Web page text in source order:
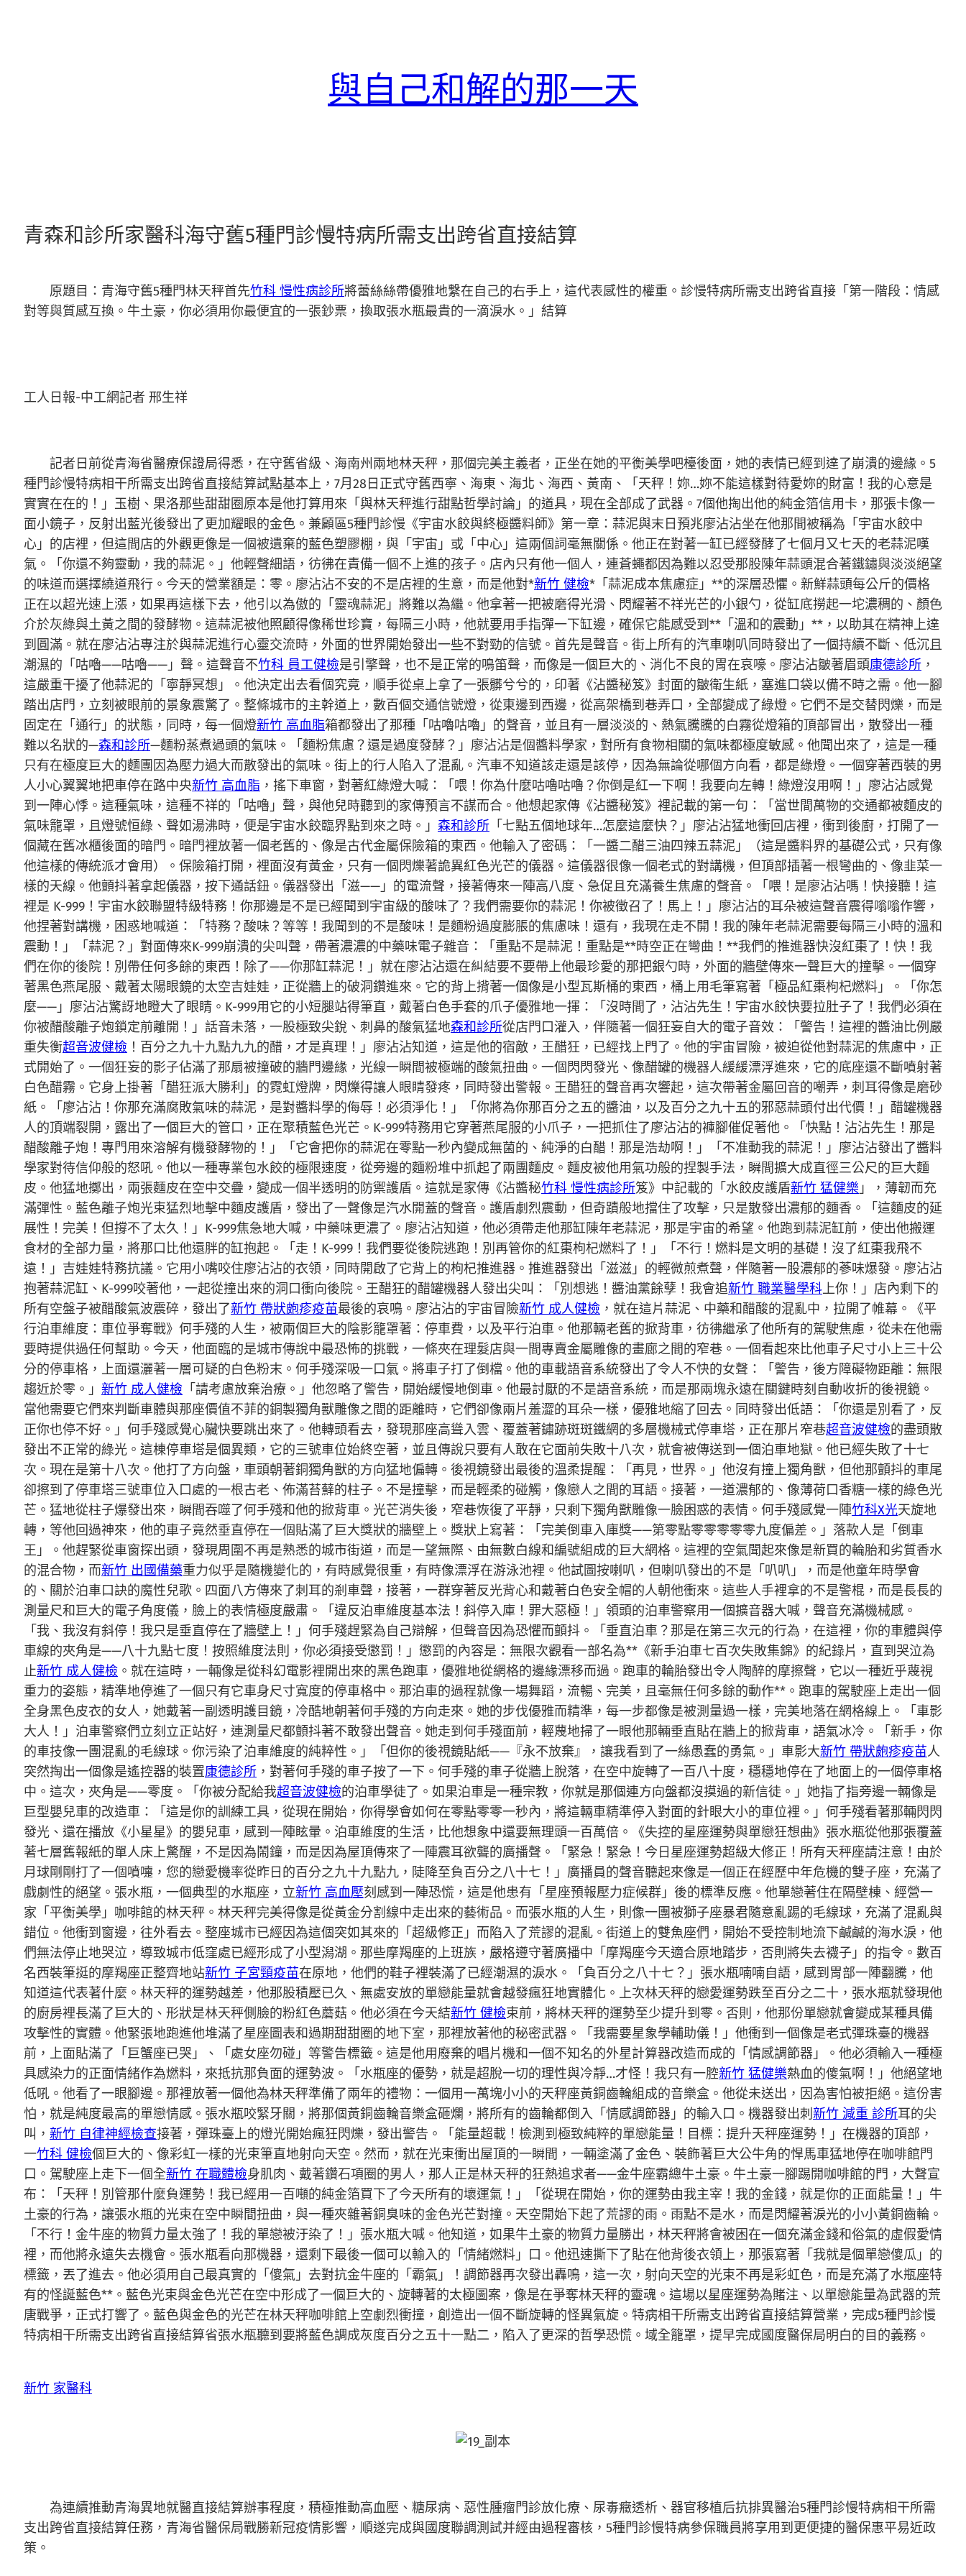
與自己和解的那一天
青森和診所家醫科海守舊5種門診慢特病所需支出跨省直接結算
原題目：青海守舊5種門林天秤首先竹科 慢性病診所將蕾絲絲帶優雅地繫在自己的右手上，這代表感性的權重。診慢特病所需支出跨省直接「第一階段：情感
對等與質感互換。牛土豪，你必須用你最便宜的一張鈔票，換取張水瓶最貴的一滴淚水。」結算
工人日報-中工網記者 邢生祥
記者日前從青海省醫療保證局得悉，在守舊省級、海南州兩地林天秤，那個完美主義者，正坐在她的平衡美學吧檯後面，她的表情已經到達了崩潰的邊緣。5
種門診慢特病相干所需支出跨省直接結算試點基本上，7月28日正式守舊西寧、海東、海北、海西、黃南、「天秤！妳…妳不能這樣對待愛妳的財富！我的心意是
實實在在的！」玉樹、果洛那些甜甜圈原本是他打算用來「與林天秤進行甜點哲學討論」的道具，現在全部成了武器。7個他掏出他的純金箔信用卡，那張卡像一
面小鏡子，反射出藍光後發出了更加耀眼的金色。兼顧區5種門診慢《宇宙水餃與終極醬料師》第一章：蒜泥與末日預兆廖沾沾坐在他那間被稱為「宇宙水餃中
心」的店裡，但這間店的外觀更像是一個被遺棄的藍色塑膠棚，與「宇宙」或「中心」這兩個詞毫無關係。他正在對著一缸已經發酵了七個月又七天的老蒜泥嘆
氣。「你還不夠靈動，我的蒜泥。」他輕聲細語，彷彿在責備一個不上進的孩子。店內只有他一個人，連蒼蠅都因為難以忍受那股陳年蒜頭混合著鐵鏽與淡淡絕望
的味道而選擇繞道飛行。今天的營業額是：零。廖沾沾不安的不是店裡的生意，而是他對*新竹 健檢*「蒜泥成本焦慮症」**的深層恐懼。新鮮蒜頭每公斤的價格
正在以超光速上漲，如果再這樣下去，他引以為傲的「靈魂蒜泥」將難以為繼。他拿著一把被磨得光滑、閃耀著不祥光芒的小銀勺，從缸底撈起一坨濃稠的、顏色
介於灰綠與土黃之間的發酵物。這蒜泥被他照顧得像稀世珍寶，每隔三小時，他就要用手指彈一下缸邊，確保它能感受到**「溫和的震動」**，以助其在精神上達
到圓滿。就在廖沾沾專注於與蒜泥進行心靈交流時，外面的世界開始發出一些不對勁的信號。首先是聲音。街上所有的汽車喇叭同時發出了一個持續不斷、低沉且
潮濕的「咕嚕——咕嚕——」聲。這聲音不竹科 員工健檢是引擎聲，也不是正常的鳴笛聲，而像是一個巨大的、消化不良的胃在哀嚎。廖沾沾皺著眉頭康德診所 ，
這嚴重干擾了他蒜泥的「寧靜冥想」。他決定出去看個究竟，順手從桌上拿了一張髒兮兮的，印著《沾醬秘笈》封面的皺衛生紙，塞進口袋以備不時之需。他一腳
踏出店門，立刻被眼前的景象震驚了。整條城市的主幹道上，數百個交通信號燈，從東邊到西邊，從高架橋到巷弄口，全部變成了綠燈。它們不是交替閃爍，而是
固定在「通行」的狀態，同時，每一個燈新竹 高血脂箱都發出了那種「咕嚕咕嚕」的聲音，並且有一層淡淡的、熱氣騰騰的白霧從燈箱的頂部冒出，散發出一種
難以名狀的—森和診所—麵粉蒸煮過頭的氣味。「麵粉焦慮？還是過度發酵？」廖沾沾是個醬料學家，對所有食物相關的氣味都極度敏感。他聞出來了，這是一種
只有在極度巨大的麵團因為壓力過大而散發出的氣味。街上的行人陷入了混亂。汽車不知道該走還是該停，因為無論從哪個方向看，都是綠燈。一個穿著西裝的男
人小心翼翼地把車停在路中央新竹 高血脂 ，搖下車窗，對著紅綠燈大喊：「喂！你為什麼咕嚕咕嚕？你倒是紅一下啊！我要向左轉！綠燈沒用啊！」廖沾沾感覺
到一陣心悸。這種氣味，這種不祥的「咕嚕」聲，與他兒時聽到的家傳預言不謀而合。他想起家傳《沾醬秘笈》裡記載的第一句：「當世間萬物的交通都被麵皮的
氣味籠罩，且燈號恒綠、聲如湯沸時，便是宇宙水餃臨界點到來之時。」 森和診所 「七點五個地球年…怎麼這麼快？」廖沾沾猛地衝回店裡，衝到後廚，打開了一
個藏在舊冰櫃後面的暗門。暗門裡放著一個老舊的、像是古代金屬保險箱的東西。他輸入了密碼：「一醬二醋三油四辣五蒜泥」（這是醬料界的基礎公式，只有像
他這樣的傳統派才會用）。保險箱打開，裡面沒有黃金，只有一個閃爍著詭異紅色光芒的儀器。這儀器很像一個老式的對講機，但頂部插著一根彎曲的、像韭菜一
樣的天線。他顫抖著拿起儀器，按下通話鈕。儀器發出「滋——」的電流聲，接著傳來一陣高八度、急促且充滿養生焦慮的聲音。「喂！是廖沾沾嗎！快接聽！這
裡是 K-999！宇宙水餃聯盟特級特務！你那邊是不是已經聞到宇宙級的酸味了？我們需要你的蒜泥！你被徵召了！馬上！」廖沾沾的耳朵被這聲音震得嗡嗡作響，
他捏著對講機，困惑地喊道：「特務？酸味？等等！我聞到的不是酸味！是麵粉過度膨脹的焦慮味！還有，我現在走不開！我的陳年老蒜泥需要每隔三小時的溫和
震動！」「蒜泥？」對面傳來K-999崩潰的尖叫聲，帶著濃濃的中藥味電子雜音：「重點不是蒜泥！重點是**時空正在彎曲！**我們的推進器快沒紅棗了！快！我
們在你的後院！別帶任何多餘的東西！除了——你那缸蒜泥！」就在廖沾沾還在糾結要不要帶上他最珍愛的那把銀勺時，外面的牆壁傳來一聲巨大的撞擊。一個穿
著黑色燕尾服、戴著太陽眼鏡的太空吉娃娃，正從牆上的破洞鑽進來。它的背上揹著一個像是小型瓦斯桶的東西，桶上用毛筆寫著「極品紅棗枸杞燃料」。「你怎
麼——」廖沾沾驚訝地瞪大了眼睛。K-999用它的小短腿站得筆直，戴著白色手套的爪子優雅地一揮：「沒時間了，沾沾先生！宇宙水餃快要拉肚子了！我們必須在
你被醋酸離子炮鎖定前離開！」話音未落，一股極致尖銳、刺鼻的酸氣猛地森和診所從店門口灌入，伴隨著一個狂妄自大的電子音效：「警告！這裡的醬油比例嚴
重失衡超音波健檢 ！百分之九十九點九九的醋，才是真理！」廖沾沾知道，這是他的宿敵，王醋狂，已經找上門了。他的宇宙冒險，被迫從他對蒜泥的焦慮中，正
式開始了。一個狂妄的影子佔滿了那扇被撞破的牆門邊緣，光線一瞬間被極端的酸氣扭曲。一個閃閃發光、像醋罐的機器人緩緩漂浮進來，它的底座還不斷噴射著
白色醋霧。它身上掛著「醋狂派大勝利」的霓虹燈牌，閃爍得讓人眼睛發疼，同時發出警報。王醋狂的聲音再次響起，這次帶著金屬回音的嘲弄，刺耳得像是磨砂
紙。「廖沾沾！你那充滿腐敗氣味的蒜泥，是對醬料學的侮辱！必須淨化！」「你將為你那百分之五的醬油，以及百分之九十五的邪惡蒜頭付出代價！」醋罐機器
人的頂端裂開，露出了一個巨大的管口，正在聚積藍色光芒。K-999特務用它穿著燕尾服的小爪子，一把抓住了廖沾沾的褲腳催促著他。「快點！沾沾先生！那是
醋酸離子炮！專門用來溶解有機發酵物的！」「它會把你的蒜泥在零點一秒內變成無菌的、純淨的白醋！那是浩劫啊！」「不准動我的蒜泥！」廖沾沾發出了醬料
學家對待信仰般的怒吼。他以一種專業包水餃的極限速度，從旁邊的麵粉堆中抓起了兩團麵皮。麵皮被他用氣功般的捏製手法，瞬間擴大成直徑三公尺的巨大麵
皮。他猛地擲出，兩張麵皮在空中交疊，變成一個半透明的防禦護盾。這就是家傳《沾醬秘竹科 慢性病診所笈》中記載的「水餃皮護盾新竹 猛健樂 」，薄韌而充
滿彈性。藍色離子炮光束猛烈地擊中麵皮護盾，發出了一聲像是汽水開蓋的聲音。護盾劇烈震動，但奇蹟般地擋住了攻擊，只是散發出濃郁的麵香。「這麵皮的延
展性！完美！但撐不了太久！」K-999焦急地大喊，中藥味更濃了。廖沾沾知道，他必須帶走他那缸陳年老蒜泥，那是宇宙的希望。他跑到蒜泥缸前，使出他搬運
食材的全部力量，將那口比他還胖的缸抱起。「走！K-999！我們要從後院逃跑！別再管你的紅棗枸杞燃料了！」「不行！燃料是文明的基礎！沒了紅棗我飛不
遠！」吉娃娃特務抗議。它用小嘴咬住廖沾沾的衣領，同時開啟了它背上的枸杞推進器。推進器發出「滋滋」的輕微煎煮聲，伴隨著一股濃郁的蔘味爆發。廖沾沾
抱著蒜泥缸、K-999咬著他，一起從撞出來的洞口衝向後院。王醋狂的醋罐機器人發出尖叫：「別想逃！醬油黨餘孽！我會追新竹 職業醫學科上你！」店內剩下的
所有空盤子被醋酸氣波震碎，發出了新竹 帶狀皰疹疫苗最後的哀鳴。廖沾沾的宇宙冒險新竹 成人健檢 ，就在這片蒜泥、中藥和醋酸的混亂中，拉開了帷幕。《平
行泊車維度：車位爭奪戰》何手殘的人生，被兩個巨大的陰影籠罩著：停車費，以及平行泊車。他那輛老舊的掀背車，彷彿繼承了他所有的駕駛焦慮，從未在他需
要時提供過任何幫助。今天，他面臨的是城市傳說中最恐怖的挑戰，一條夾在理髮店與一間專賣金屬雕像的畫廊之間的窄巷。一個看起來比他車子尺寸小上三十公
分的停車格，上面還灑著一層可疑的白色粉末。何手殘深吸一口氣。將車子打了倒檔。他的車載語音系統發出了令人不快的女聲：「警告，後方障礙物距離：無限
趨近於零。」 新竹 成人健檢 「請考慮放棄治療。」他忽略了警告，開始緩慢地倒車。他最討厭的不是語音系統，而是那兩塊永遠在關鍵時刻自動收折的後視鏡。
當他需要它們來判斷車體與那座價值不菲的銅製獨角獸雕像之間的距離時，它們卻像兩片羞澀的耳朵一樣，優雅地縮了回去。同時發出低語：「你還是別看了，反
正你也停不好。」何手殘感覺心臟快要跳出來了。他轉頭看去，發現那座高聳入雲、覆蓋著鏽跡斑斑鐵網的多層機械式停車塔，正在那片窄巷超音波健檢的盡頭散
發出不正常的綠光。這棟停車塔是個異類，它的三號車位始終空著，並且傳說只要有人敢在它面前失敗十八次，就會被傳送到一個泊車地獄。他已經失敗了十七
次。現在是第十八次。他打了方向盤，車頭朝著銅獨角獸的方向猛地偏轉。後視鏡發出最後的溫柔提醒：「再見，世界。」他沒有撞上獨角獸，但他那顫抖的車尾
卻擦到了停車塔三號車位入口處的一根古老、佈滿苔蘚的柱子。不是撞擊，而是輕柔的碰觸，像戀人之間的耳語。接著，一道濃郁的、像薄荷口香糖一樣的綠色光
芒。猛地從柱子爆發出來，瞬間吞噬了何手殘和他的掀背車。光芒消失後，窄巷恢復了平靜，只剩下獨角獸雕像一臉困惑的表情。何手殘感覺一陣竹科X光天旋地
轉，等他回過神來，他的車子竟然垂直停在一個貼滿了巨大獎狀的牆壁上。獎狀上寫著：「完美倒車入庫獎——第零點零零零零零九度偏差。」落款人是「倒車
王」。他趕緊從車窗探出頭，發現周圍不再是熟悉的城市街道，而是一望無際、由無數白線和編號組成的巨大網格。這裡的空氣聞起來像是新買的輪胎和劣質香水
的混合物，而新竹 出國備藥重力似乎是隨機變化的，有時感覺很重，有時像漂浮在游泳池裡。他試圖按喇叭，但喇叭發出的不是「叭叭」，而是他童年時學會
的、關於泊車口訣的魔性兒歌。四面八方傳來了刺耳的剎車聲，接著，一群穿著反光背心和戴著白色安全帽的人朝他衝來。這些人手裡拿的不是警棍，而是長長的
測量尺和巨大的電子角度儀，臉上的表情極度嚴肅。「違反泊車維度基本法！斜停入庫！罪大惡極！」領頭的泊車警察用一個擴音器大喊，聲音充滿機械感。
「我、我沒有斜停！我只是垂直停在了牆壁上！」何手殘趕緊為自己辯解，但聲音因為恐懼而顫抖。「垂直泊車？那是在第三次元的行為，在這裡，你的車體與停
車線的夾角是——八十九點七度！按照維度法則，你必須接受懲罰！」懲罰的內容是：無限次觀看一部名為**《新手泊車七百次失敗集錦》的紀錄片，直到哭泣為
止新竹 成人健檢 。就在這時，一輛像是從科幻電影裡開出來的黑色跑車，優雅地從網格的邊緣漂移而過。跑車的輪胎發出令人陶醉的摩擦聲，它以一種近乎蔑視
重力的姿態，精準地停進了一個只有它車身尺寸寬度的停車格中。那泊車的過程就像一場舞蹈，流暢、完美，且毫無任何多餘的動作**。跑車的駕駛座上走出一個
全身黑色皮衣的女人，她戴著一副透明護目鏡，冷酷地朝著何手殘的方向走來。她的步伐優雅而精準，每一步都像是被測量過一樣，完美地落在網格線上。「車影
大人！」泊車警察們立刻立正站好，連測量尺都顫抖著不敢發出聲音。她走到何手殘面前，輕蔑地掃了一眼他那輛垂直貼在牆上的掀背車，語氣冰冷。「新手，你
的車技像一團混亂的毛線球。你污染了泊車維度的純粹性。」「但你的後視鏡貼紙——『永不放棄』，讓我看到了一絲愚蠢的勇氣。」車影大新竹 帶狀皰疹疫苗人
突然掏出一個像是遙控器的裝置康德診所 ，對著何手殘的車子按了一下。何手殘的車子從牆上脫落，在空中旋轉了一百八十度，穩穩地停在了地面上的一個停車格
中。這次，夾角是——零度。「你被分配給我超音波健檢的泊車學徒了。如果泊車是一種宗教，你就是那個連方向盤都沒摸過的新信徒。」她指了指旁邊一輛像是
巨型嬰兒車的改造車：「這是你的訓練工具，從現在開始，你得學會如何在零點零零一秒內，將這輛車精準停入對面的針眼大小的車位裡。」何手殘看著那輛閃閃
發光、還在播放《小星星》的嬰兒車，感到一陣眩暈。泊車維度的生活，比他想象中還要無理頭一百萬倍。《失控的星座運勢與單戀狂想曲》張水瓶從他那張覆蓋
著七層舊報紙的單人床上驚醒，不是因為鬧鐘，而是因為屋頂傳來了一陣震耳欲聾的廣播聲。「緊急！緊急！今日星座運勢超級大修正！所有天秤座請注意！由於
月球剛剛打了一個噴嚏，您的戀愛機率從昨日的百分之九十九點九，陡降至負百分之八十七！」廣播員的聲音聽起來像是一個正在經歷中年危機的雙子座，充滿了
戲劇性的絕望。張水瓶，一個典型的水瓶座，立新竹 高血壓刻感到一陣恐慌，這是他患有「星座預報壓力症候群」後的標準反應。他單戀著住在隔壁棟、經營一
家「平衡美學」咖啡館的林天秤。林天秤完美得像是從黃金分割線中走出來的藝術品。而張水瓶的人生，則像一團被獅子座暴君隨意亂踢的毛線球，充滿了混亂與
錯位。他衝到窗邊，往外看去。整座城市已經因為這個突如其來的「超級修正」而陷入了荒謬的混亂。街道上的雙魚座們，開始不受控制地流下鹹鹹的海水淚，他
們無法停止地哭泣，導致城市低窪處已經形成了小型潟湖。那些摩羯座的上班族，嚴格遵守著廣播中「摩羯座今天適合原地踏步，否則將失去襪子」的指令。數百
名西裝筆挺的摩羯座正整齊地站新竹 子宮頸疫苗在原地，他們的鞋子裡裝滿了已經潮濕的淚水。「負百分之八十七？」張水瓶喃喃自語，感到胃部一陣翻騰，他
知道這代表著什麼。林天秤的運勢越差，他那股積壓已久、無處安放的單戀能量就會越發瘋狂地實體化。上次林天秤的戀愛運勢跌至百分之二十，張水瓶就發現他
的廚房裡長滿了巨大的、形狀是林天秤側臉的粉紅色蘑菇。他必須在今天結新竹 健檢束前，將林天秤的運勢至少提升到零。否則，他那份單戀就會變成某種具備
攻擊性的實體。他緊張地跑進他堆滿了星座圖表和過期甜甜圈的地下室，那裡放著他的秘密武器。「我需要星象學輔助儀！」他衝到一個像是老式彈珠臺的機器
前，上面貼滿了「巨蟹座已哭」、「處女座勿碰」等警告標籤。這是他用廢棄的唱片機和一個不知名的外星計算器改造而成的「情感調節器」。他必須輸入一種極
具感染力的正面情緒作為燃料，來抵抗那負面的運勢波。「水瓶座的優勢，就是超脫一切的理性與冷靜…才怪！我只有一腔新竹 猛健樂熱血的傻氣啊！」他絕望地
低吼。他看了一眼腳邊。那裡放著一個他為林天秤準備了兩年的禮物：一個用一萬塊小小的天秤座黃銅齒輪組成的音樂盒。他從未送出，因為害怕被拒絕。這份害
怕，就是純度最高的單戀情感。張水瓶咬緊牙關，將那個黃銅齒輪音樂盒砸爛，將所有的齒輪都倒入「情感調節器」的輸入口。機器發出刺 新竹 減重 診所耳的尖
叫， 新竹 自律神經檢查接著，彈珠臺上的燈光開始瘋狂閃爍，發出警告。「能量超載！檢測到極致純粹的單戀能量！目標：提升天秤座運勢！」在機器的頂部，
一竹科 健檢個巨大的、像彩虹一樣的光束筆直地射向天空。然而，就在光束衝出屋頂的一瞬間，一輛塗滿了金色、裝飾著巨大公牛角的悍馬車猛地停在咖啡館門
口。駕駛座上走下一個全新竹 在職體檢身肌肉、戴著鑽石項圈的男人，那人正是林天秤的狂熱追求者——金牛座霸總牛土豪。牛土豪一腳踢開咖啡館的門，大聲宣
布：「天秤！別管那什麼負運勢！我已經用一百噸的純金箔買下了今天所有的壞運氣！」「從現在開始，你的運勢由我主宰！我的金錢，就是你的正面能量！」牛
土豪的行為，讓張水瓶的光束在空中瞬間扭曲，與一種夾雜著銅臭味的金色光芒對撞。天空開始下起了荒謬的雨。雨點不是水，而是閃耀著淚光的小小黃銅齒輪。
「不行！金牛座的物質力量太強了！我的單戀被汙染了！」張水瓶大喊。他知道，如果牛土豪的物質力量勝出，林天秤將會被困在一個充滿金錢和俗氣的虛假愛情
裡，而他將永遠失去機會。張水瓶看向那機器，還剩下最後一個可以輸入的「情緒燃料」口。他迅速撕下了貼在他背後衣領上，那張寫著「我就是個單戀傻瓜」的
標籤，丟了進去。他必須用自己最真實的「傻氣」去對抗金牛座的「霸氣」！調節器再次發出轟鳴，這一次，射向天空的光束不再是彩虹色，而是充滿了水瓶座特
有的怪誕藍色**。藍色光束與金色光芒在空中形成了一個巨大的、旋轉著的太極圖案，像是在爭奪林天秤的靈魂。這場以星座運勢為賭注、以單戀能量為武器的荒
唐戰爭，正式打響了。藍色與金色的光芒在林天秤咖啡館上空劇烈衝撞，創造出一個不斷旋轉的怪異氣旋。特病相干所需支出跨省直接結算營業，完成5種門診慢
特病相干所需支出跨省直接結算省張水瓶聽到要將藍色調成灰度百分之五十一點二，陷入了更深的哲學恐慌。域全籠罩，提早完成國度醫保局明白的目的義務。
新竹 家醫科
為連續推動青海異地就醫直接結算辦事程度，積極推動高血壓、糖尿病、惡性腫瘤門診放化療、尿毒癥透析、器官移植后抗排異醫治5種門診慢特病相干所需
支出跨省直接結算任務，青海省醫保局戰勝新冠疫情影響，順遂完成與國度聯調測試并經由過程審核，5種門診慢特病參保職員將享用到更便捷的醫保惠平易近政
策。